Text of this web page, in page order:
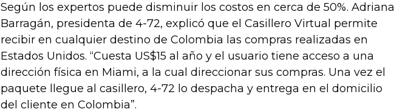
Según los expertos puede disminuir los costos en cerca de 50%. Adriana
Barragán, presidenta de 4-72, explicó que el Casillero Virtual permite
recibir en cualquier destino de Colombia las compras realizadas en
Estados Unidos. “Cuesta US$15 al año y el usuario tiene acceso a una
dirección física en Miami, a la cual direccionar sus compras. Una vez el
paquete llegue al casillero, 4-72 lo despacha y entrega en el domicilio
del cliente en Colombia”.